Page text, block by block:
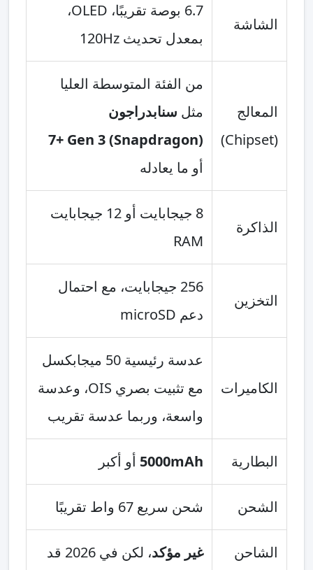
الشاشة
6.7 بوصة تقريبًا، OLED،
بمعدل تحديث 120Hz
المعالج
(Chipset)
من الفئة المتوسطة العليا
مثل سنابدراجون
(Snapdragon) 7+ Gen 3
أو ما يعادله
الذاكرة
8 جيجابايت أو 12 جيجابايت
RAM
التخزين
256 جيجابايت، مع احتمال
دعم microSD
الكاميرات
عدسة رئيسية 50 ميجابكسل
مع تثبيت بصري OIS، وعدسة
واسعة، وربما عدسة تقريب
البطارية 5000mAh أو أكبر
الشحن شحن سريع 67 واط تقريبًا
الشاحن
غير مؤكد
، لكن في 2026 قد